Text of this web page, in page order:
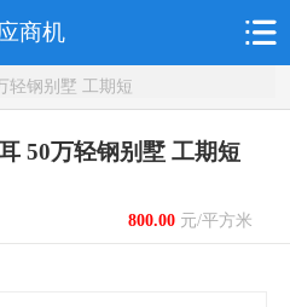
商机
轻钢别墅 工期短
50万轻钢别墅 工期短
800.00元/平方米
起